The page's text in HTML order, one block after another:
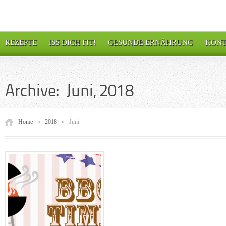
REZEPTE ISS DICH FIT! GESUNDE ERNÄHRUNG
Archive: Juni, 2018
Home » 2018 » Juni